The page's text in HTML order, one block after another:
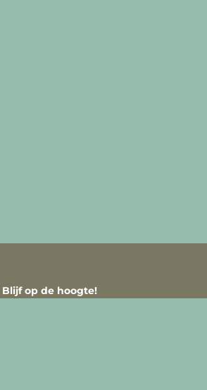
Blijf op de hoogte!